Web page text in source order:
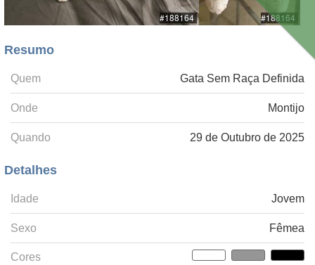
Resumo
Quem Gata Sem Raça Definida
Onde Montijo
Quando 29 de Outubro de 2025
Detalhes
Idade Jovem
Sexo Fêmea
Cores